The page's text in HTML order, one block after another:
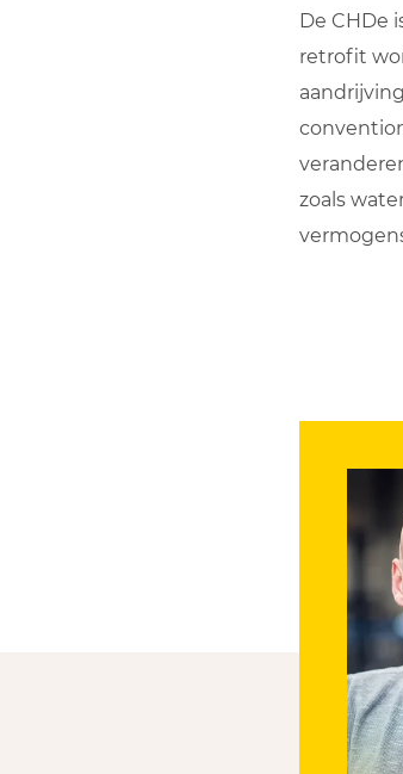
De CHDe
retrofit
zoals